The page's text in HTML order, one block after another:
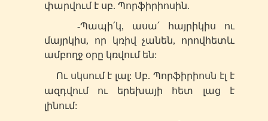
փարվում է սբ. Պորֆիրիոսին.
-Պապի՛կ, ասա՛ հայրիկիս ու
մայրկիս, որ կռիվ չանեն, որովհետև
ամբողջ օրը կռվում են:
Ու սկսում է լալ: Սբ. Պորֆիրիոսն էլ է
ազդվում ու երեխայի հետ լաց է
լինում: